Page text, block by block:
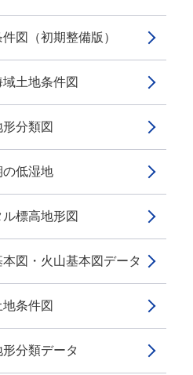
図（初期整備版）
土地条件図
分類図
の低湿地
ル標高地形図
本図・火山基本図データ
条件図
形分類データ